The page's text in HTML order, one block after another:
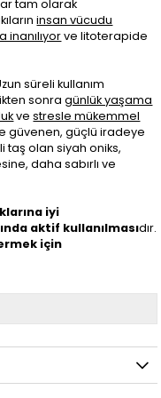
tam olarak
insan vücudu
ve litoterapide
süreli kullanım
sonragünlük yaşama
vestresle mükemmel
güvenen, güçlü iradeye
taş olan siyah oniks,
daha sabırlı ve
iyi
aktif kullanılmasıdır.
için